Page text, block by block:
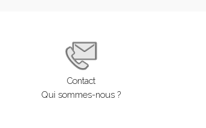
Contact
Qui sommes-nous ?